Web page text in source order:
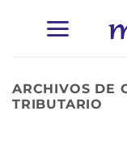
ARCHIVOS DE
TRIBUTARIO